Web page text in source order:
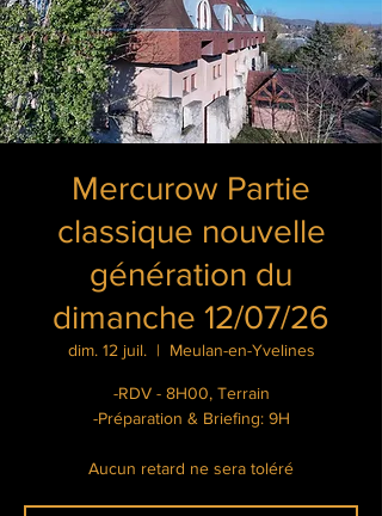
Mercurow Partie
classique nouvelle
génération du
dimanche 12/07/26
dim. 12 juil.
  |
Meulan-en-Yvelines
-RDV - 8H00, Terrain
-Préparation & Briefing: 9H
Aucun retard ne sera toléré